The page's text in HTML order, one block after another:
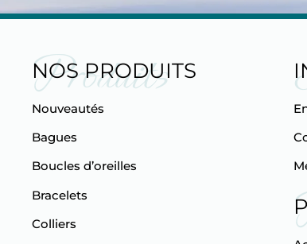
Produits
NOS PRODUITS
Nouveautés
Bagues
Boucles d’oreilles
Bracelets
Colliers